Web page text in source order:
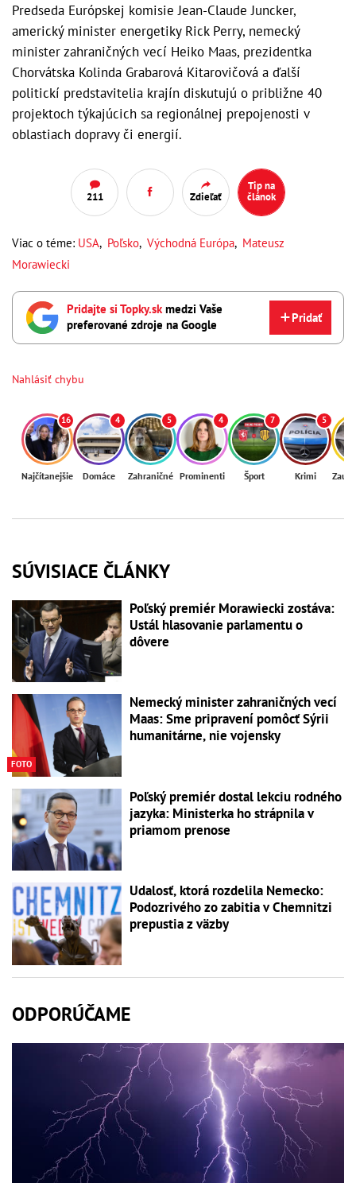
Predseda Európskej komisie Jean-Claude Juncker,
americký minister energetiky Rick Perry, nemecký
minister zahraničných vecí Heiko Maas, prezidentka
Chorvátska Kolinda Grabarová Kitarovičová a ďalší
politickí predstavitelia krajín diskutujú o približne 40
projektoch týkajúcich sa regionálnej prepojenosti v
oblastiach dopravy či energií.
211 Zdieľať
Tip na
článok
Viac o téme: USA, Poľsko, Východná Európa, Mateusz
Morawiecki
Pridajte si Topky.skmedzi Vaše
preferované zdroje na Google
Pridať
Nahlásiť chybu
16
Najčítanejšie
4
Domáce
5
Zahraničné
4
Prominenti
7
Šport
5
Krimi
SÚVISIACE ČLÁNKY
Poľský premiér Morawiecki zostáva:
Ustál hlasovanie parlamentu o
dôvere
FOTO
Nemecký minister zahraničných vecí
Maas: Sme pripravení pomôcť Sýrii
humanitárne, nie vojensky
Poľský premiér dostal lekciu rodného
jazyka: Ministerka ho strápnila v
priamom prenose
Udalosť, ktorá rozdelila Nemecko:
Podozrivého zo zabitia v Chemnitzi
prepustia z väzby
ODPORÚČAME